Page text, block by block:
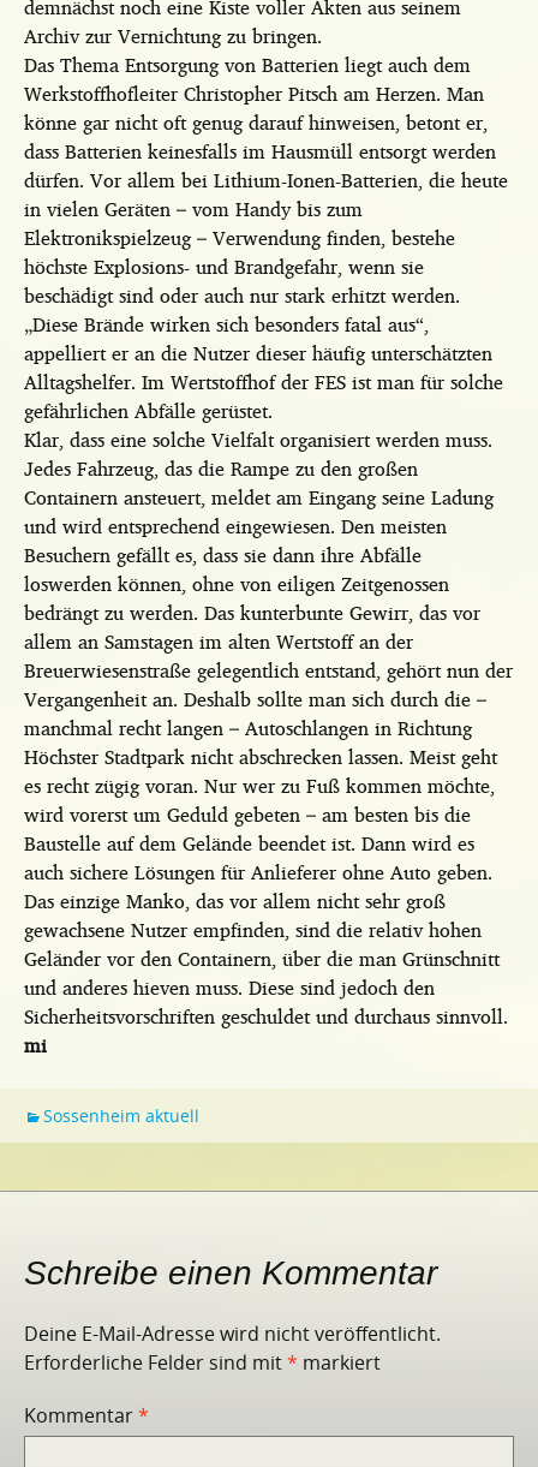
demnächst noch eine Kiste voller Akten aus seinem
Archiv zur Vernichtung zu bringen.
Das Thema Entsorgung von Batterien liegt auch dem
Werkstoffhofleiter Christopher Pitsch am Herzen. Man
könne gar nicht oft genug darauf hinweisen, betont er,
dass Batterien keinesfalls im Hausmüll entsorgt werden
dürfen. Vor allem bei Lithium-Ionen-Batterien, die heute
in vielen Geräten – vom Handy bis zum
Elektronikspielzeug – Verwendung finden, bestehe
höchste Explosions- und Brandgefahr, wenn sie
beschädigt sind oder auch nur stark erhitzt werden.
„Diese Brände wirken sich besonders fatal aus“,
appelliert er an die Nutzer dieser häufig unterschätzten
Alltagshelfer. Im Wertstoffhof der FES ist man für solche
gefährlichen Abfälle gerüstet.
Klar, dass eine solche Vielfalt organisiert werden muss.
Jedes Fahrzeug, das die Rampe zu den großen
Containern ansteuert, meldet am Eingang seine Ladung
und wird entsprechend eingewiesen. Den meisten
Besuchern gefällt es, dass sie dann ihre Abfälle
loswerden können, ohne von eiligen Zeitgenossen
bedrängt zu werden. Das kunterbunte Gewirr, das vor
allem an Samstagen im alten Wertstoff an der
Breuerwiesenstraße gelegentlich entstand, gehört nun der
Vergangenheit an. Deshalb sollte man sich durch die –
manchmal recht langen – Autoschlangen in Richtung
Höchster Stadtpark nicht abschrecken lassen. Meist geht
es recht zügig voran. Nur wer zu Fuß kommen möchte,
wird vorerst um Geduld gebeten – am besten bis die
Baustelle auf dem Gelände beendet ist. Dann wird es
auch sichere Lösungen für Anlieferer ohne Auto geben.
Das einzige Manko, das vor allem nicht sehr groß
gewachsene Nutzer empfinden, sind die relativ hohen
Geländer vor den Containern, über die man Grünschnitt
und anderes hieven muss. Diese sind jedoch den
Sicherheitsvorschriften geschuldet und durchaus sinnvoll.
mi
Sossenheim aktuell
Schreibe einen Kommentar
Deine E-Mail-Adresse wird nicht veröffentlicht.
Erforderliche Felder sind mit* markiert
Kommentar*